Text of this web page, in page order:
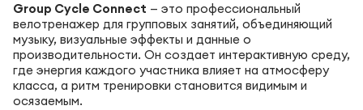
Group Cycle Connect — это профессиональный
велотренажер для групповых занятий, объединяющий
музыку, визуальные эффекты и данные о
производительности. Он создает интерактивную среду,
где энергия каждого участника влияет на атмосферу
класса, а ритм тренировки становится видимым и
осязаемым.